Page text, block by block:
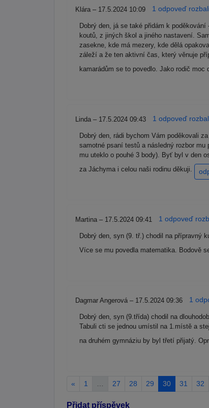
Klára – 17.5.2024 10:09 1 odpoveď
Dobrý den, já se také přidám k
koutů, z jiných škol a jiného nastavení.
zasekne, kde má mezery, kde dělá
záleží a že ten aktivní čas, který věnuje
kamarádům se to povedlo. Jako rodič
Linda – 17.5.2024 09:43 1 odpoveď
Dobrý den, rádi bychom Vám poděkovali
samotné psaní testů a následný rozbor
mu uteklo o pouhé 3 body). Byť byl v den
za Jáchyma i celou naši rodinu děkuji.
Martina – 17.5.2024 09:41 1 odpoveď
Dobrý den, syn (9. tř.) chodil na přípravný
Více se mu povedla matematika. Bodově
Dagmar Angerová – 17.5.2024 09:36 1
Dobrý den, syn (9.třída) chodil na
Tabuli cti se jednou umístil na 1.místě a
na druhém gymnáziu by byl třetí přijatý.
« 1 27 28 29 30 31 32
Přidat příspěvek